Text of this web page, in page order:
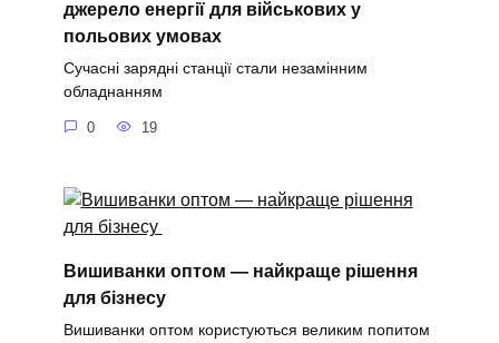
джерело енергії для військових у
польових умовах
Сучасні зарядні станції стали незамінним
обладнанням
0 19
Вишиванки оптом — найкраще рішення
для бізнесу
Вишиванки оптом користуються великим попитом